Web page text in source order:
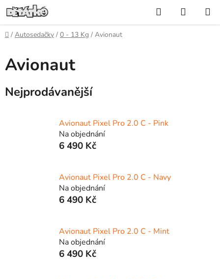
Přejít
na
obsah
Hledat
KOŠÍK
Domů
/ Autosedačky / 0 - 13 Kg / Avionaut
Avionaut
Nejprodávanější
Avionaut Pixel Pro 2.0 C - Pink
Na objednání
6 490 Kč
Avionaut Pixel Pro 2.0 C - Navy
Na objednání
6 490 Kč
Avionaut Pixel Pro 2.0 C - Mint
Na objednání
6 490 Kč